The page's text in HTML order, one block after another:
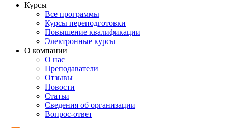
Курсы
Все программы
Курсы переподготовки
Повышение квалификации
Электронные курсы
О компании
О нас
Преподаватели
Отзывы
Новости
Статьи
Сведения об организации
Вопрос-ответ